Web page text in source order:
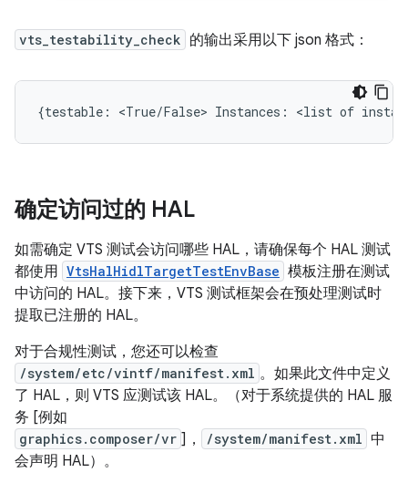
vts_testability_check 的输出采用以下 json 格式：
{testable: <True/False> Instances: <list of
确定访问过的 HAL
如需确定 VTS 测试会访问哪些 HAL，请确保每个 HAL 测试
都使用 VtsHalHidlTargetTestEnvBase 模板注册在测试
中访问的 HAL。接下来，VTS 测试框架会在预处理测试时
提取已注册的 HAL。
对于合规性测试，您还可以检查
/system/etc/vintf/manifest.xml 。如果此文件中定义
了 HAL，则 VTS 应测试该 HAL。（对于系统提供的 HAL 服
务 [例如
graphics.composer/vr ]， /system/manifest.xml 中
会声明 HAL）。